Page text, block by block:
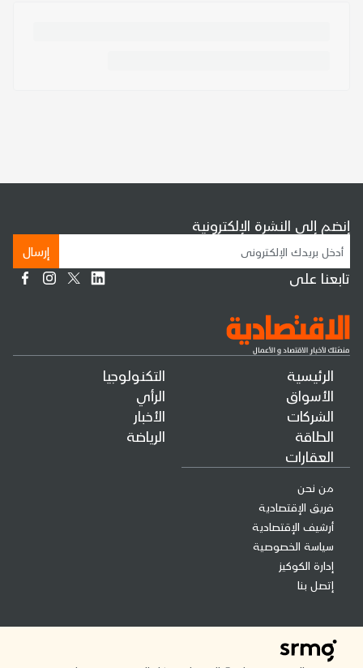
الرئيسية
الأسواق
الشركات
الطاقة
العقارات
التكنولوجيا
الرأي
الأخبار
الرياضة
من نحن
فريق الإقتصادية
أرشيف الإقتصادية
سياسة الخصوصية
إدارة الكوكيز
إتصل بنا
إنضم إلى النشرة الإلكترونية
إرسال
تابعنا على